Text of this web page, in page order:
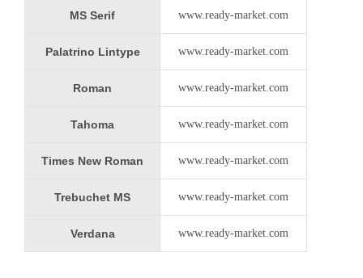
MS Serif www.ready-market.com
Palatrino Lintype www.ready-market.com
Roman www.ready-market.com
Tahoma www.ready-market.com
Times New Roman www.ready-market.com
Trebuchet MS www.ready-market.com
Verdana www.ready-market.com